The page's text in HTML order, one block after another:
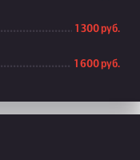
1 300 руб.
1 600 руб.